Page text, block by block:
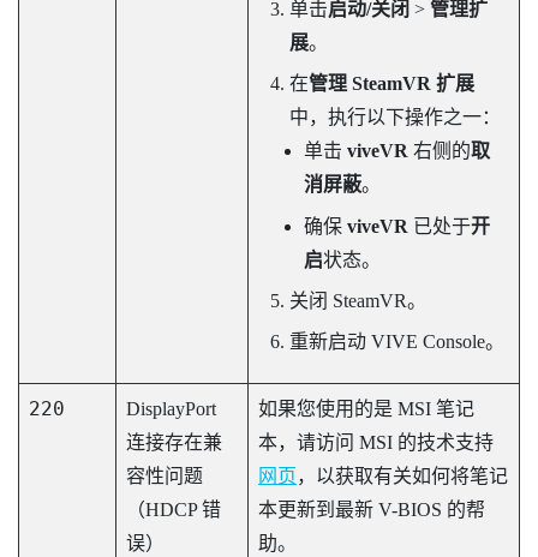
单击启动/关闭 > 管理扩
展。
在管理 SteamVR 扩展
中，执行以下操作之一：
单击viveVR 右侧的取
消屏蔽。
确保viveVR 已处于开
启状态。
关闭 SteamVR。
重新启动 VIVE Console。
220
DisplayPort
连接存在兼
容性问题
（HDCP 错
误）
如果您使用的是 MSI 笔记
本，请访问 MSI 的技术支持
网页，以获取有关如何将笔记
本更新到最新 V-BIOS 的帮
助。